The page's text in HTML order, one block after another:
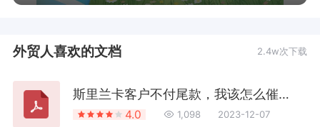
外贸人喜欢的文档 2.4w次下载
斯里兰卡客户不付尾款，我该怎么催款？来看一个催款成功的案例
4.0 1,098 2023-12-07